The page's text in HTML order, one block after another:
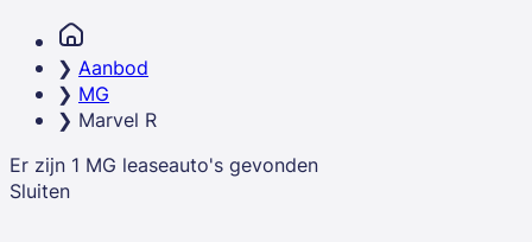
Aanbod
MG
Marvel R
Er zijn 1 MG leaseauto's gevonden
Sluiten